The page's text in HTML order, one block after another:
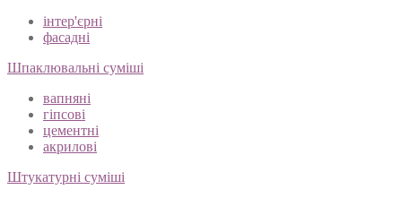
інтер'єрні
фасадні
Шпаклювальні суміші
вапняні
гіпсові
цементні
акрилові
Штукатурні суміші